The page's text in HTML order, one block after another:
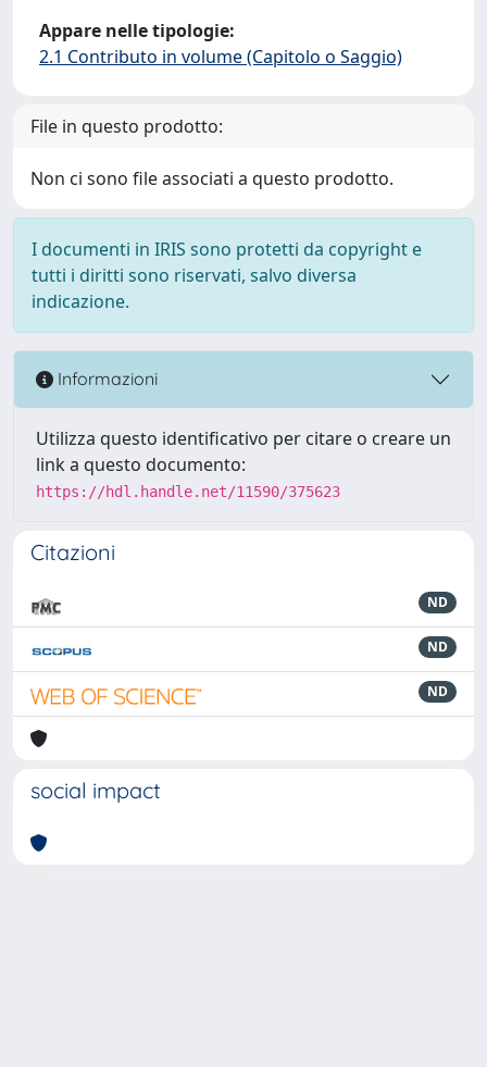
Appare nelle tipologie:
2.1 Contributo in volume (Capitolo o Saggio)
File in questo prodotto:
Non ci sono file associati a questo prodotto.
I documenti in IRIS sono protetti da copyright e
tutti i diritti sono riservati, salvo diversa
indicazione.
Informazioni
Utilizza questo identificativo per citare o creare un
link a questo documento:
https://hdl.handle.net/11590/375623
Citazioni
ND
ND
ND
social impact